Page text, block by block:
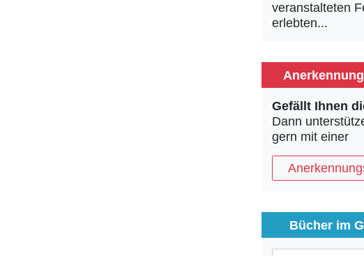
veranstalteten
erlebten...
Gefällt Ihnen
Dann
gern mit einer
Bücher im